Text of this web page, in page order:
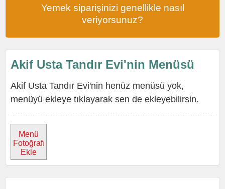
Yemek siparişinizi genellikle nasıl
veriyorsunuz?
Akif Usta Tandır Evi'nin Menüsü
Akif Usta Tandır Evi'nin henüz menüsü yok,
menüyü ekleye tıklayarak sen de ekleyebilirsin.
Menü
Fotoğrafı
Ekle